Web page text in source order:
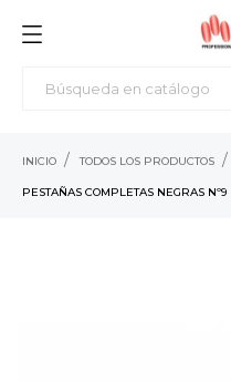
INICIO TODOS LOS PRODUCTOS
PESTAÑAS COMPLETAS NEGRAS Nº9